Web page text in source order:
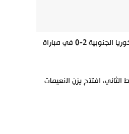
حقق منتخب الأردن إنجازًا تاريخيًا بتأهله إلى نهائي كأس آسيا لكرة القدم لأول مرة في تاريخه، بعد فوزه على كوريا الجنوبية 2-0 في مباراة
افتتح يزن النعيمات